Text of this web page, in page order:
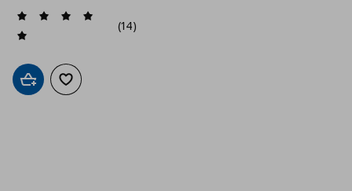
(14)
Добави в кошницата
Добави към списъка с любими